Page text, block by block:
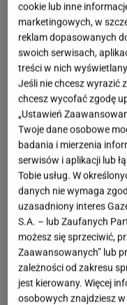
cookie lub inne
marketingowych, w
reklam dopasowanych
swoich serwisach,
treści w nich
Jeśli nie chcesz wyrazić
chcesz wycofać zgodę
„Ustawień
Twoje dane osobowe
badania i mierzenia
serwisów i aplikacji lub
Tobie usług. W
danych nie wymaga
uzasadniony interes
S.A. – lub Zaufanych
możesz się sprzeciwić,
Zaawansowanych” lub
zależności od zakresu
jest kierowany. Więcej
osobowych znajdziesz